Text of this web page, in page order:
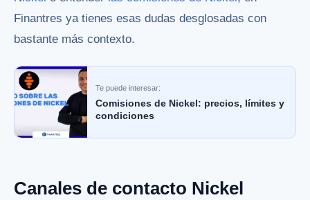
Finantres ya tienes esas dudas desglosadas con
bastante más contexto.
Te puede interesar:
Comisiones de Nickel: precios, límites y
condiciones
Canales de contacto Nickel